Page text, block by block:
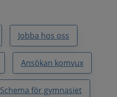
Jobba hos oss
Ansökan komvux
Schema för gymnasiet